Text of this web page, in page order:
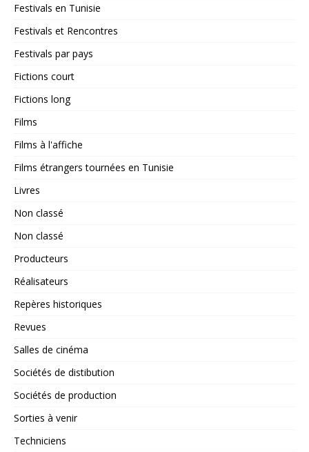
Festivals en Tunisie
Festivals et Rencontres
Festivals par pays
Fictions court
Fictions long
Films
Films à l'affiche
Films étrangers tournées en Tunisie
Livres
Non classé
Non classé
Producteurs
Réalisateurs
Repères historiques
Revues
Salles de cinéma
Sociétés de distibution
Sociétés de production
Sorties à venir
Techniciens